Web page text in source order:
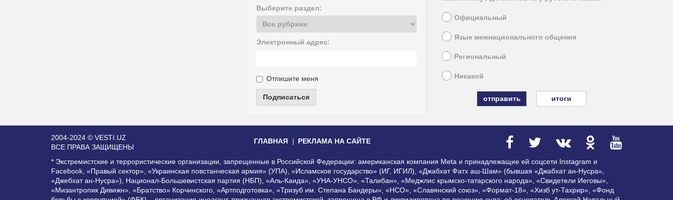
Выберите раздел:
Электронный адрес:
Отпишите меня
Подписаться
Официальный
Язык межнационального общения
Региональный
Никакой
итоги
2004-2024 © VESTI.UZ
ВСЕ ПРАВА ЗАЩИЩЕНЫ
ГЛАВНАЯ РЕКЛАМА НА САЙТЕ
* Экстремистские и террористические организации, запрещенные в Российской Федерации: американская компания Meta и принадлежащие ей соцсети Instagram и
Facebook, «Правый сектор», «Украинская повстанческая армия» (УПА), «Исламское государство» (ИГ, ИГИЛ), «Джабхат Фатх аш-Шам» (бывшая «Джабхат ан-Нусра»,
«Джебхат ан-Нусра»), Национал-Большевистская партия (НБП), «Аль-Каида», «УНА-УНСО», «Талибан», «Меджлис крымско-татарского народа», «Свидетели Иеговы»,
«Мизантропик Дивижн», «Братство» Корчинского, «Артподготовка», «Тризуб им. Степана Бандеры», «НСО», «Славянский союз», «Формат-18», «Хизб ут-Тахрир», «Фонд